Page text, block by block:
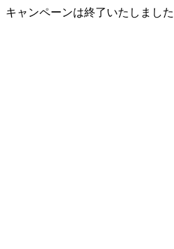
キャンペーンは終了いたしました